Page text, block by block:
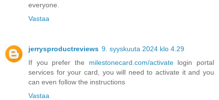
everyone.
Vastaa
jerrysproductreviews 9. syyskuuta 2024 klo 4.29
If you prefer the milestonecard.com/activatelogin portal
services for your card, you will need to activate it and you
can even follow the instructions
Vastaa